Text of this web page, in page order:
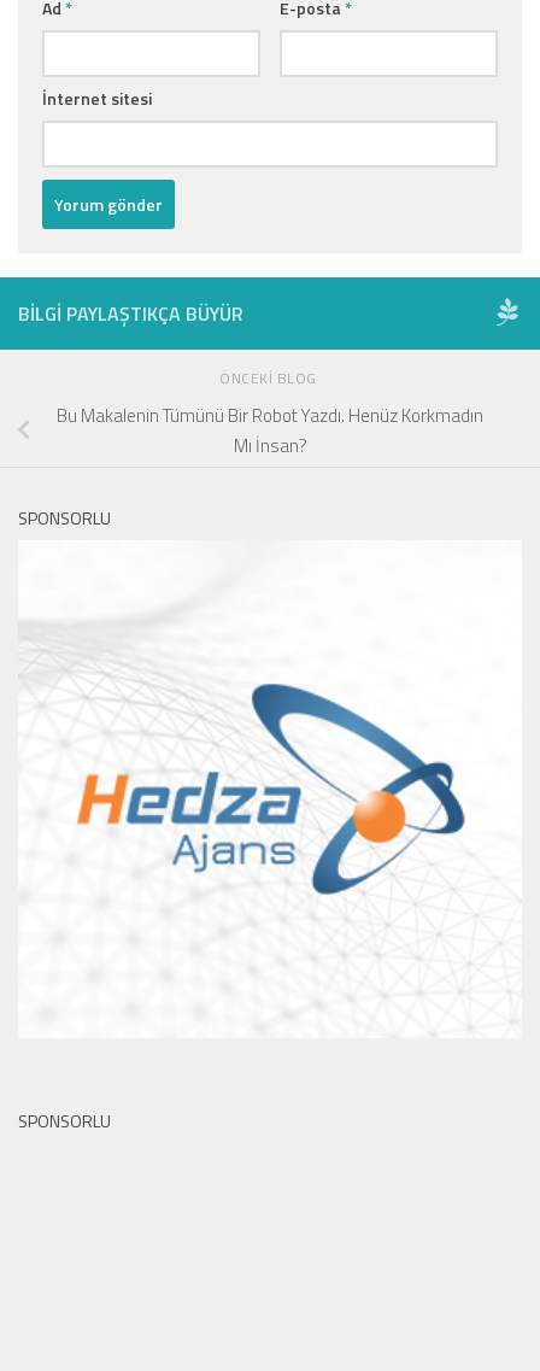
Ad* E-posta*
İnternet sitesi
BILGI PAYLAŞTIKÇA BÜYÜR
ÖNCEKI BLOG
Bu Makalenin Tümünü Bir Robot Yazdı. Henüz Korkmadın
Mı İnsan?
SPONSORLU
SPONSORLU